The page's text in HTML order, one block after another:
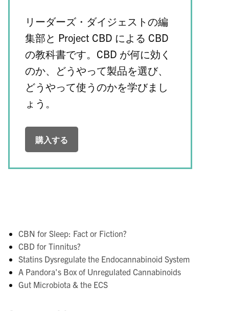
リーダーズ・ダイジェストの編
集部と Project CBD による CBD
の教科書です。CBD が何に効く
のか、どうやって製品を選び、
どうやって使うのかを学びまし
ょう。
購入する
CBN for Sleep: Fact or Fiction?
CBD for Tinnitus?
Statins Dysregulate the Endocannabinoid System
A Pandora's Box of Unregulated Cannabinoids
Gut Microbiota & the ECS